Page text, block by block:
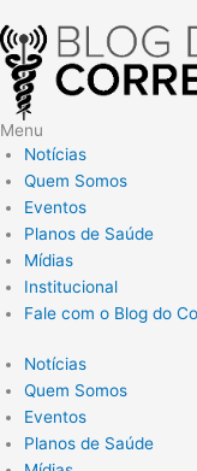
Menu
Notícias
Quem Somos
Eventos
Planos de Saúde
Mídias
Institucional
Fale com o Blog do
Notícias
Quem Somos
Eventos
Planos de Saúde